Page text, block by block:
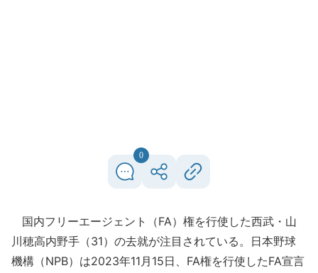
0
国内フリーエージェント（FA）権を行使した西武・山
川穂高内野手（31）の去就が注目されている。日本野球
機構（NPB）は2023年11月15日、FA権を行使したFA宣言